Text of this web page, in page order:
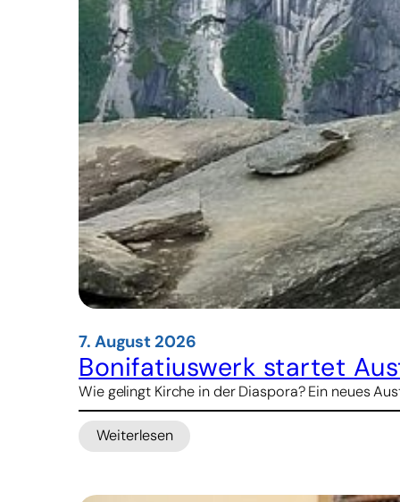
7. August 2026
Bonifatiuswerk startet
Wie gelingt Kirche in der Diaspora? Ein neues
Weiterlesen
: